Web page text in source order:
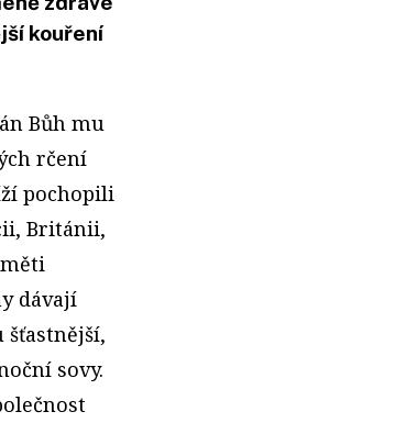
kouření
Bůh mu
rčení
pochopili
Británii,
dávají
šťastnější,
sovy.